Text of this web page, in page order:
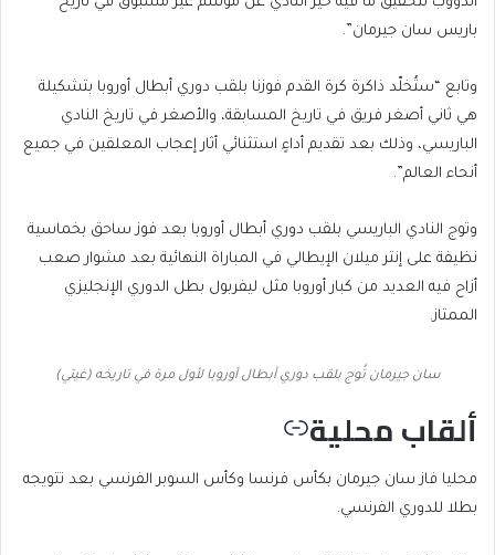
باريس سان جيرمان”.
وتابع “ستُخلّد ذاكرة كرة القدم فوزنا بلقب دوري أبطال أوروبا بتشكيلة
هي ثاني أصغر فريق في تاريخ المسابقة، والأصغر في تاريخ النادي
الباريسي، وذلك بعد تقديم أداءٍ استثنائي أثار إعجاب المعلقين في جميع
أنحاء العالم”.
وتوج النادي الباريسي بلقب دوري أبطال أوروبا بعد فوز ساحق بخماسية
نظيفة على إنتر ميلان الإيطالي في المباراة النهائية بعد مشوار صعب
أزاح فيه العديد من كبار أوروبا مثل ليفربول بطل الدوري الإنجليزي
الممتاز.
سان جيرمان تُوج بلقب دوري أبطال أوروبا لأول مرة في تاريخه (غيتي)
ألقاب محلية
محليا فاز سان جيرمان بكأس فرنسا وكأس السوبر الفرنسي بعد تتويجه
بطلا للدوري الفرنسي.